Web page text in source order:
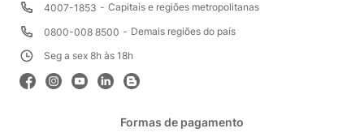
4007-1853
Capitais e regiões metropolitanas
0800-008 8500
Demais regiões do país
Seg a sex 8h às 18h
Formas de pagamento